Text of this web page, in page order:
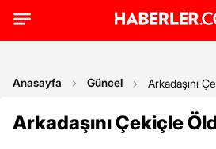
Anasayfa Güncel Arkadaşını
Arkadaşını Çekiçle